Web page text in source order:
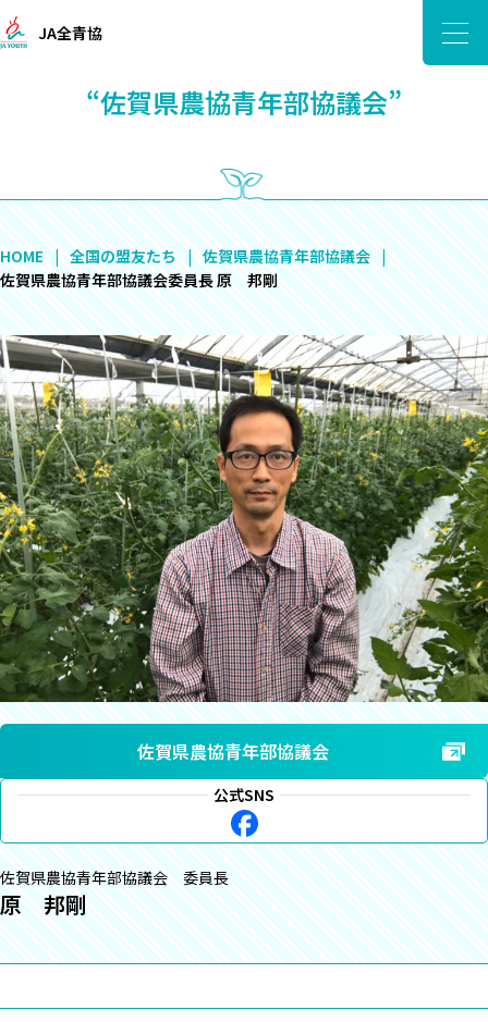
JA全青協
“佐賀県農協青年部協議会”
HOME 全国の盟友たち
佐賀県農協青年部協議会
佐賀県農協青年部協議会委員長 原 邦剛
佐賀県農協青年部協議会
公式SNS
佐賀県農協青年部協議会 委員長
原 邦剛